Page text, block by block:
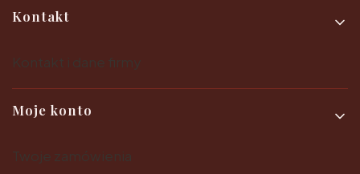
Kontakt
Moje konto